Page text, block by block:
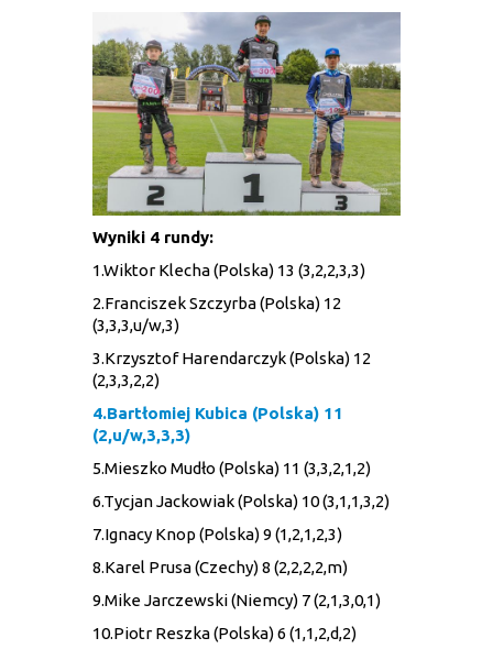
Wyniki 4 rundy:
1.Wiktor Klecha (Polska) 13 (3,2,2,3,3)
2.Franciszek Szczyrba (Polska) 12
(3,3,3,u/w,3)
3.Krzysztof Harendarczyk (Polska) 12
(2,3,3,2,2)
4.Bartłomiej Kubica (Polska) 11
(2,u/w,3,3,3)
5.Mieszko Mudło (Polska) 11 (3,3,2,1,2)
6.Tycjan Jackowiak (Polska) 10 (3,1,1,3,2)
7.Ignacy Knop (Polska) 9 (1,2,1,2,3)
8.Karel Prusa (Czechy) 8 (2,2,2,2,m)
9.Mike Jarczewski (Niemcy) 7 (2,1,3,0,1)
10.Piotr Reszka (Polska) 6 (1,1,2,d,2)